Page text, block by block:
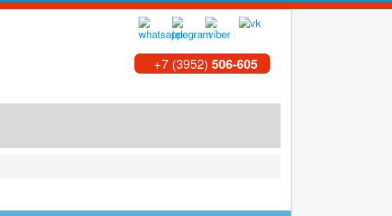
+7 (3952) 506-605